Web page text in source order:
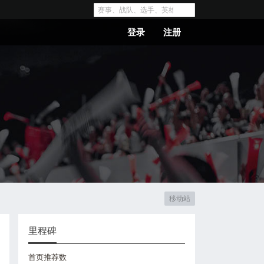
登录 注册
移动站
里程碑
首页推荐数